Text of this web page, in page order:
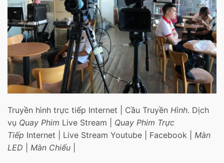
Truyền hình trực tiếp Internet | Cầu Truyền Hình. Dịch
vụ Quay Phim Live Stream | Quay Phim Trực
Tiếp Internet | Live Stream Youtube | Facebook | Màn
LED
Màn Chiếu